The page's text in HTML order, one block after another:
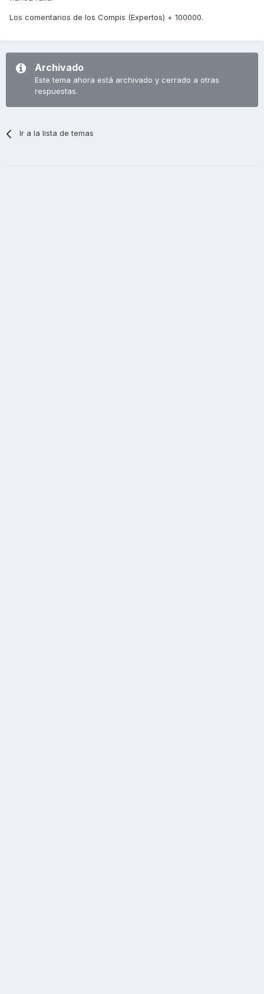
Los comentarios de los Compis (Expertos) + 100000.
Archivado
Este tema ahora está archivado y cerrado a otras
respuestas.
Ir a la lista de temas